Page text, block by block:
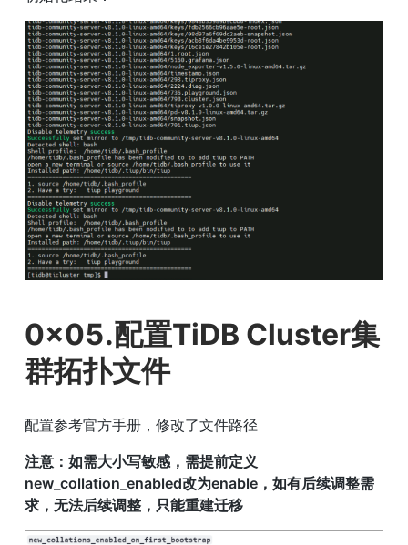
0x05.配置TiDB Cluster集
群拓扑文件
配置参考官方手册，修改了文件路径
注意：如需大小写敏感，需提前定义
new_collation_enabled改为enable，如有后续调整需
求，无法后续调整，只能重建迁移